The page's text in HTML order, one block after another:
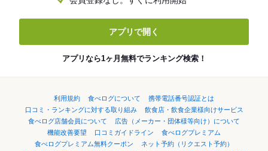
アプリで開く
アプリなら1ヶ月無料でランキング検索！
利用規約 食べログについて
携帯電話番号認証とは
口コミ・ランキングに対する取り組み
飲食店・飲食企業様向けサービス
食べログ店舗会員について
広告（メーカー・団体様等向け）について
機能改善要望
口コミガイドライン
食べログプレミアム
食べログプレミアム無料クーポン
ネット予約（リクエスト予約）